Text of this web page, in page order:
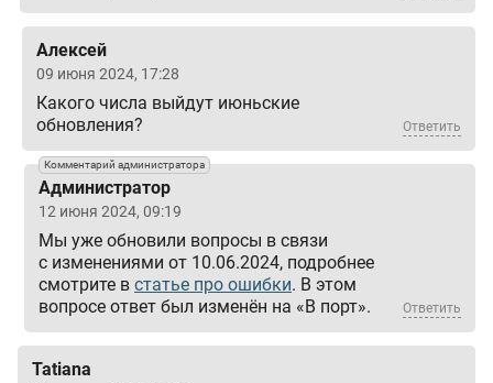
Алексей
09 июня 2024, 17:28
Какого числа выйдут июньские
обновления?
Ответить
Комментарий администратора
Администратор
12 июня 2024, 09:19
Мы уже обновили вопросы в связи
с изменениями от 10.06.2024, подробнее
смотрите в статье про ошибки. В этом
вопросе ответ был изменён на «В порт».
Ответить
Tatiana